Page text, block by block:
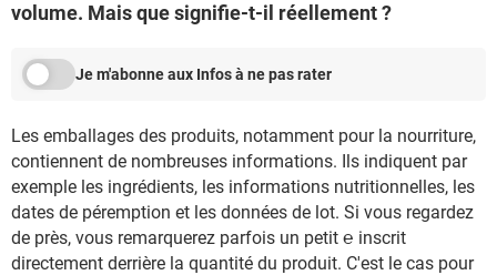
volume. Mais que signifie-t-il réellement ?
Je m'abonne aux Infos à ne pas rater
Les emballages des produits, notamment pour la nourriture,
contiennent de nombreuses informations. Ils indiquent par
exemple les ingrédients, les informations nutritionnelles, les
dates de péremption et les données de lot. Si vous regardez
de près, vous remarquerez parfois un petit ℮ inscrit
directement derrière la quantité du produit. C'est le cas pour